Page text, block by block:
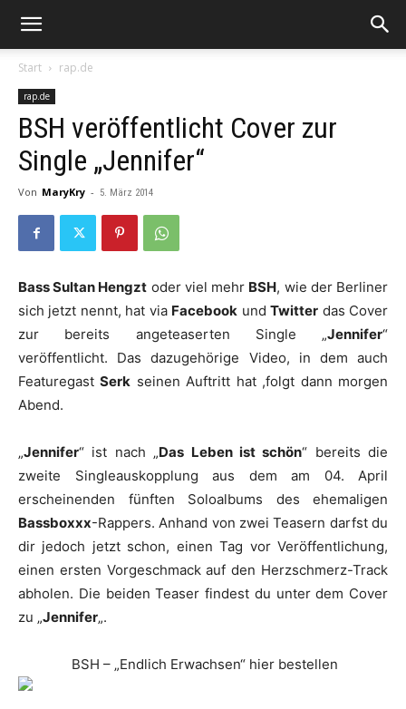
Start rap.de
rap.de
BSH veröffentlicht Cover zur
Single „Jennifer“
Von MaryKry - 5. März 2014
Bass Sultan Hengzt oder viel mehr BSH, wie der Berliner
sich jetzt nennt, hat via Facebook undTwitter das Cover
zur bereits angeteaserten Single „Jennifer“
veröffentlicht. Das dazugehörige Video, in dem auch
FeaturegastSerk seinen Auftritt hat ,folgt dann morgen
Abend.
„Jennifer“ ist nach „Das Leben ist schön“ bereits die
zweite Singleauskopplung aus dem am 04. April
erscheinenden fünften Soloalbums des ehemaligen
Bassboxxx-Rappers. Anhand von zwei Teasern darfst du
dir jedoch jetzt schon, einen Tag vor Veröffentlichung,
einen ersten Vorgeschmack auf den Herzschmerz-Track
abholen. Die beiden Teaser findest du unter dem Cover
zu „Jennifer„.
BSH – „Endlich Erwachsen“ hier bestellen